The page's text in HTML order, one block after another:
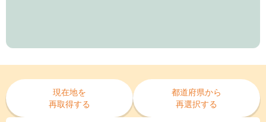
現在地を
再取得する
都道府県から
再選択する